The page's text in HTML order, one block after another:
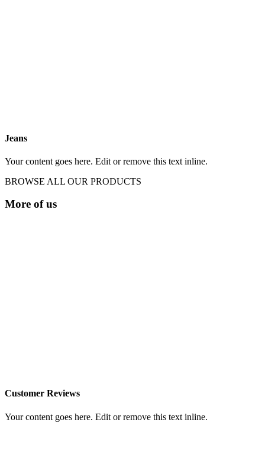
Jeans
Your content goes here. Edit or remove this text inline.
BROWSE ALL OUR PRODUCTS
More of us
Customer Reviews
Your content goes here. Edit or remove this text inline.